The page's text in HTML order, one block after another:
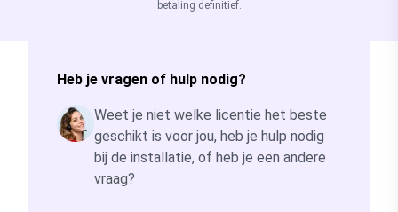
betaling definitief.
Heb je vragen of hulp nodig?
Weet je niet welke licentie het beste
geschikt is voor jou, heb je hulp nodig
bij de installatie, of heb je een andere
vraag?